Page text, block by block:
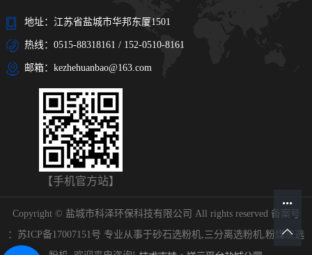
地址：江苏省盐城市华邦东厦1501
热线：0515-88318161 / 152-0510-8161
邮箱：kezhehuanbao@163.com
【手机官方站】
Copyright © 盐城市科泽环保科技有限公司 All rights reserved 备案号
： 苏ICP备17007151号 专业从事于砂石选粉机,三分离选粉机,粉煤灰选